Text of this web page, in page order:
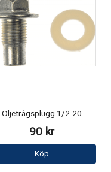
Oljetrågsplugg 1/2-20
90 kr
Köp